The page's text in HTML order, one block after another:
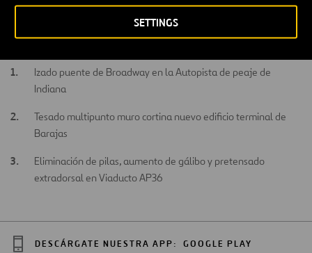
SETTINGS
Proyectos
Izado puente de Broadway en la Autopista de peaje de
Indiana
Tesado multipunto muro cortina nuevo edificio terminal de
Barajas
Eliminación de pilas, aumento de gálibo y pretensado
extradorsal en Viaducto AP36
DESCÁRGATE NUESTRA APP: GOOGLE PLAY